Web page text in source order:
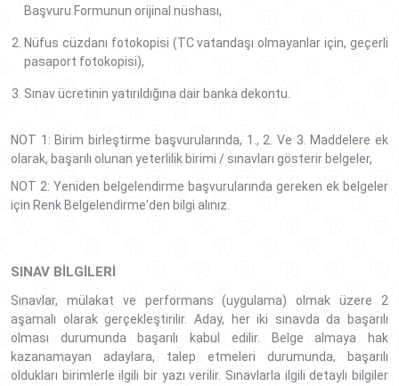
Başvuru Formunun orijinal nüshası,
Nüfus cüzdanı fotokopisi (TC vatandaşı olmayanlar için, geçerli
pasaport fotokopisi),
Sınav ücretinin yatırıldığına dair banka dekontu.
NOT 1: Birim birleştirme başvurularında, 1., 2. Ve 3. Maddelere ek
olarak, başarılı olunan yeterlilik birimi / sınavları gösterir belgeler,
NOT 2: Yeniden belgelendirme başvurularında gereken ek belgeler
için Renk Belgelendirme'den bilgi alınız.
SINAV BILGILERI
Sınavlar, mülakat ve performans (uygulama) olmak üzere 2
aşamalı olarak gerçekleştirilir. Aday, her iki sınavda da başarılı
olması durumunda başarılı kabul edilir. Belge almaya hak
kazanamayan adaylara, talep etmeleri durumunda, başarılı
oldukları birimlerle ilgili bir yazı verilir. Sınavlarla ilgili detaylı bilgiler